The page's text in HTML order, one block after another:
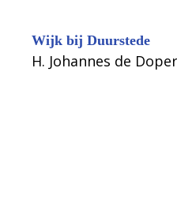
Wijk bij Duurstede
H. Johannes de Doper